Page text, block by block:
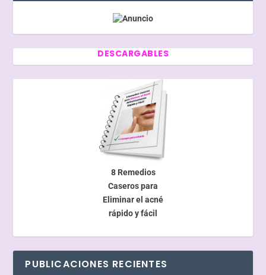
DESCARGABLES
8 Remedios
Caseros para
Eliminar el acné
rápido y fácil
PUBLICACIONES RECIENTES